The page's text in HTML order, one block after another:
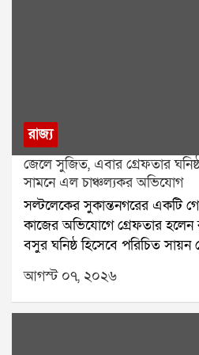
রাজ্য
জেলে সুজিত, এবার গ্রেফতার
সামনে এল চাঞ্চল্যকর অভিযোগ
সল্টলেকের সুকান্তনগরের একটি
কাজের অভিযোগে গ্রেফতার হলেন
বসুর ঘনিষ্ঠ হিসেবে পরিচিত
একজনকে গ্রেফতার করেছে
হাউসে দীর্ঘদিন ধরে দেহ ব্যবসা
অনৈতিক কাজ করানো হচ্ছিল।
আগস্ট ০৭, ২০২৬